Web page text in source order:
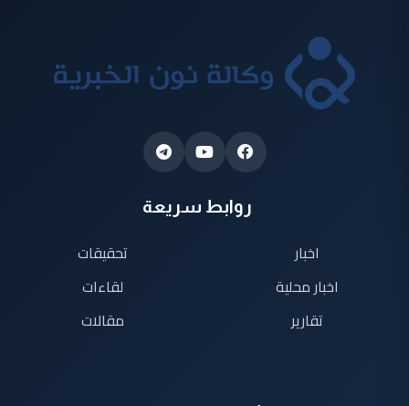
روابط سريعة
اخبار
اخبار محلية
تقارير
تحقيقات
لقاءات
مقالات